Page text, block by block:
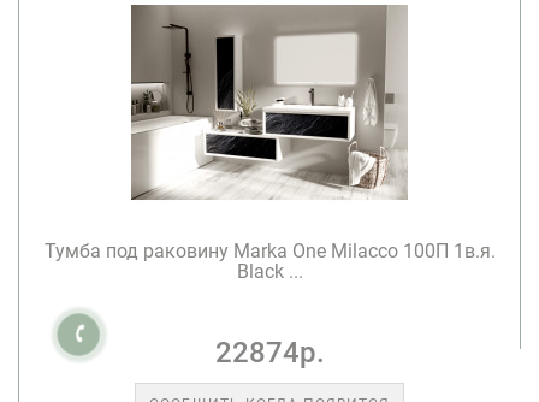
Тумба под раковину Marka One Milacco 100П 1в.я.
Black ...
22874р.